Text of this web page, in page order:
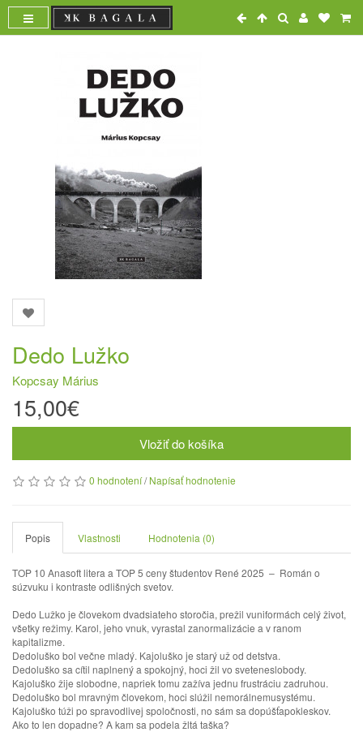
Dedo Lužko
Kopcsay Márius
15,00€
Vložiť do košíka
0 hodnotení/Napísať hodnotenie
Popis Vlastnosti Hodnotenia (0)
TOP 10 Anasoft litera a TOP 5 ceny študentov René 2025 – Román o
súzvuku i kontraste odlišných svetov.
Dedo Lužko je človekom dvadsiateho storočia, prežil vuniformách celý život,
všetky režimy. Karol, jeho vnuk, vyrastal zanormalizácie a v ranom
kapitalizme.
Dedoluško bol večne mladý. Kajoluško je starý už od detstva.
Dedoluško sa cítil naplnený a spokojný, hoci žil vo sveteneslobody.
Kajoluško žije slobodne, napriek tomu zažíva jednu frustráciu zadruhou.
Dedoluško bol mravným človekom, hoci slúžil nemorálnemusystému.
Kajoluško túži po spravodlivej spoločnosti, no sám sa dopúšťapokleskov.
Ako to len dopadne? A kam sa podela žltá taška?